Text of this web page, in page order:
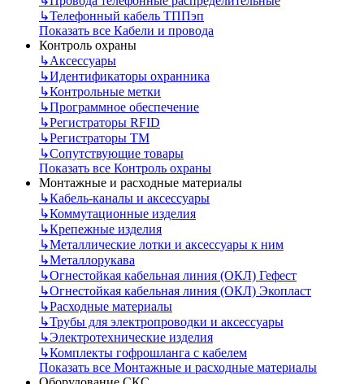
↳Телефонный кабель ТППэп
Показать все Кабели и провода
Контроль охраны
↳Аксессуары
↳Идентификаторы охранника
↳Контрольные метки
↳Программное обеспечение
↳Регистраторы RFID
↳Регистраторы ТМ
↳Сопутствующие товары
Показать все Контроль охраны
Монтажные и расходные материалы
↳Кабель-каналы и аксессуары
↳Коммутационные изделия
↳Крепежные изделия
↳Металлические лотки и аксессуары к ним
↳Металлорукава
↳Огнестойкая кабельная линия (ОКЛ) Гефест
↳Огнестойкая кабельная линия (ОКЛ) Экопласт
↳Расходные материалы
↳Трубы для электропроводки и аксессуары
↳Электротехнические изделия
↳Комплекты гофрошланга с кабелем
Показать все Монтажные и расходные материалы